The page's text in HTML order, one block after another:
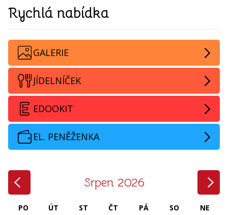
Rychlá nabídka
GALERIE
JÍDELNÍČEK
EDOOKIT
EL. PENĚŽENKA
Srpen 2026
PO ÚT ST ČT PÁ SO
NE